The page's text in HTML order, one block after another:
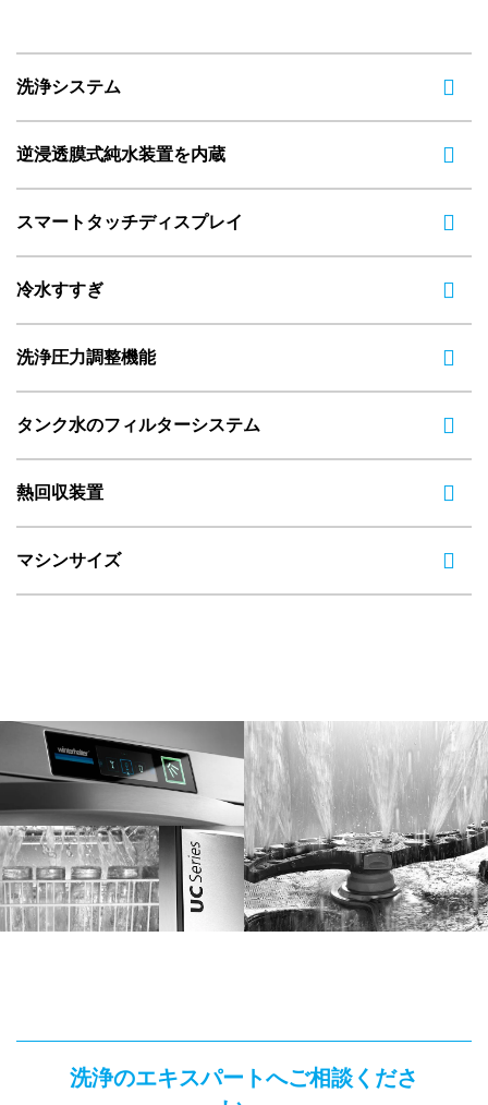
洗浄システム
逆浸透膜式純水装置を内蔵
スマートタッチディスプレイ
冷水すすぎ
洗浄圧力調整機能
タンク水のフィルターシステム
熱回収装置
マシンサイズ
洗浄のエキスパートへご相談くださ